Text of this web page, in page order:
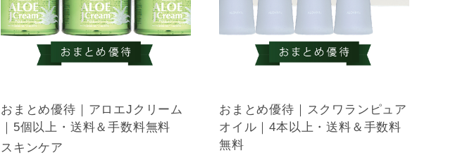
おまとめ優待｜アロエJクリーム
｜5個以上・送料＆手数料無料
スキンケア
おまとめ優待｜スクワランピュア
オイル｜4本以上・送料＆手数料
無料